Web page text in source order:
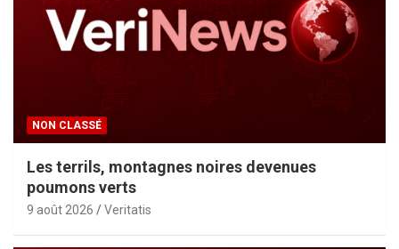
NON CLASSÉ
Les terrils, montagnes noires devenues
poumons verts
9 août 2026 Veritatis